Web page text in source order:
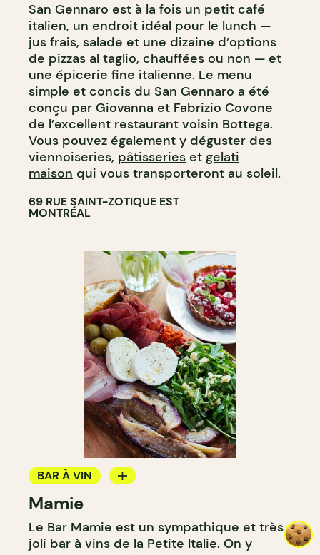
COMPTOIR
San Gennaro est à la fois un petit café
italien, un endroit idéal pour le lunch —
jus frais, salade et une dizaine d’options
de pizzas al taglio, chauffées ou non — et
une épicerie fine italienne. Le menu
simple et concis du San Gennaro a été
conçu par Giovanna et Fabrizio Covone
de l’excellent restaurant voisin Bottega.
Vous pouvez également y déguster des
viennoiseries, pâtisseries et gelati
maison qui vous transporteront au soleil.
69 RUE SAINT-ZOTIQUE EST
MONTRÉAL
BAR À VIN
CAVISTE
Mamie
Le Bar Mamie est un sympathique et très
joli bar à vins de la Petite Italie. On y